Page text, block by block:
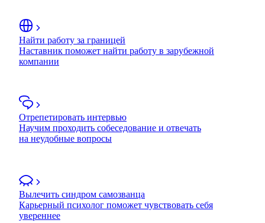
Найти работу за границей
Наставник поможет найти работу в зарубежной
компании
Отрепетировать интервью
Научим проходить собеседование и отвечать
на неудобные вопросы
Вылечить синдром самозванца
Карьерный психолог поможет чувствовать себя
увереннее